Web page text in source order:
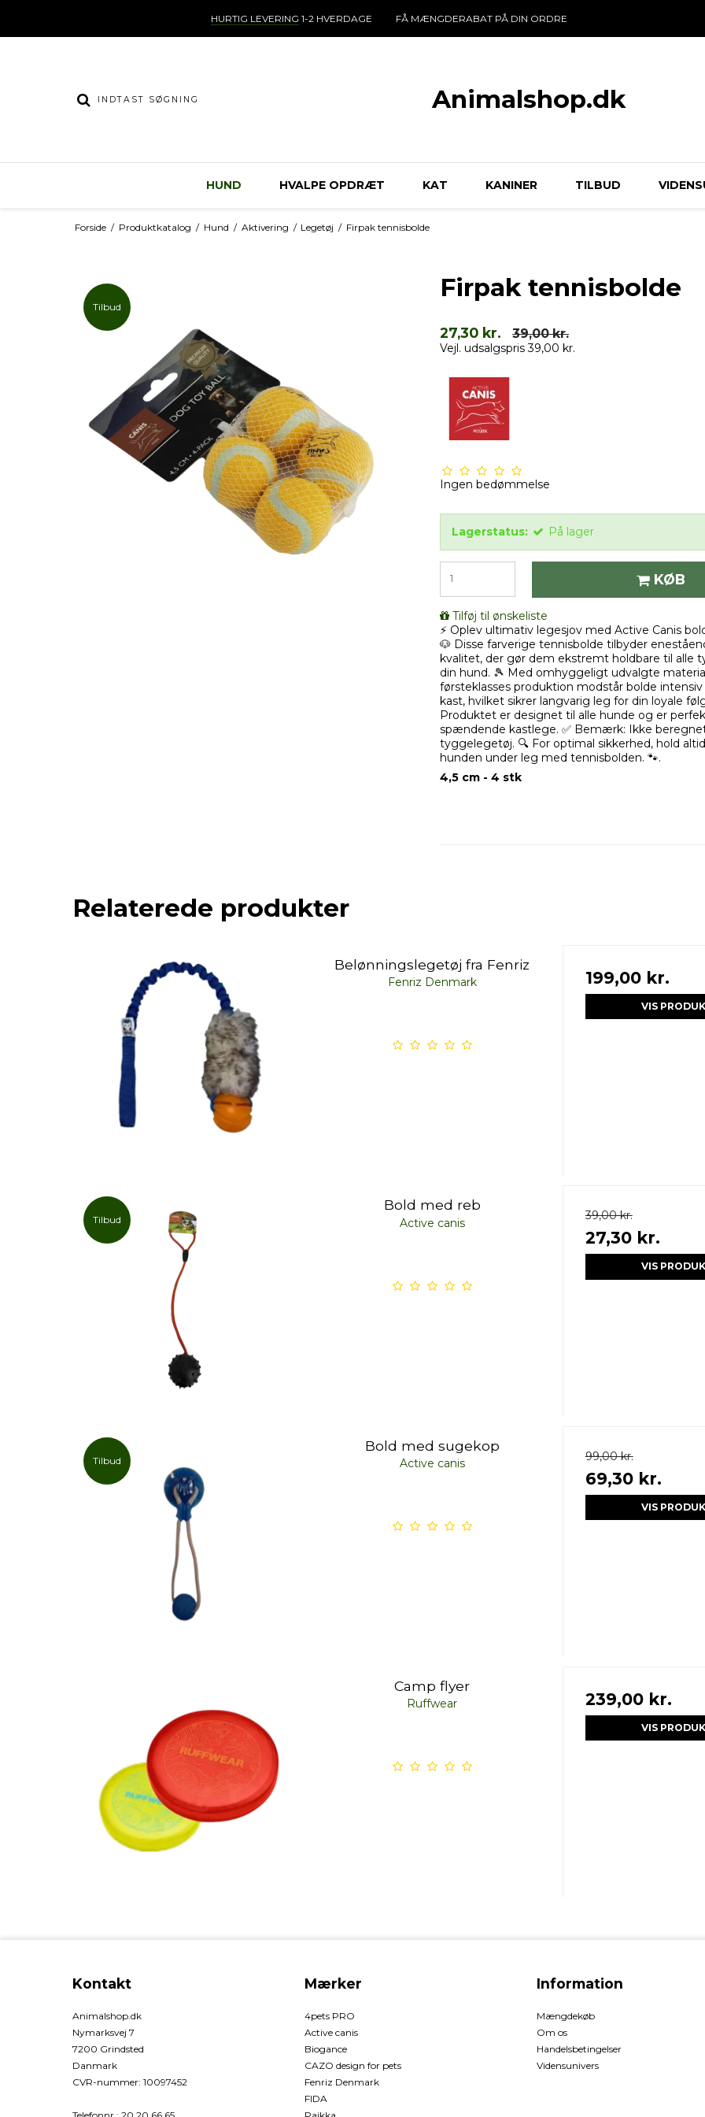
HURTIG LEVERING 1-2 HVERDAGE FÅ MÆNGDERABAT PÅ DIN ORDRE
Animalshop.dk
HUND HVALPE OPDRÆT KAT KANINER TILBUD
Forside / Produktkatalog / Hund / Aktivering / Legetøj / Firpak tennisbolde
Tilbud
Firpak tennisbolde
27,30 kr. 39,00 kr.
Vejl. udsalgspris 39,00 kr.
Ingen bedømmelse
Lagerstatus: På lager
KØB
Tilføj til ønskeliste
⚡️ Oplev ultimativ legesjov med Active Canis
🐶 Disse farverige tennisbolde tilbyder
kvalitet, der gør dem ekstremt holdbare til alle
din hund. 🎾 Med omhyggeligt udvalgte
førsteklasses produktion modstår bolde
kast, hvilket sikrer langvarig leg for din loyale
Produktet er designet til alle hunde og er
spændende kastlege. ✅ Bemærk: Ikke
tyggelegetøj. 🔍 For optimal sikkerhed, hold
hunden under leg med tennisbolden. 🐾.
4,5 cm - 4 stk
Relaterede produkter
Belønningslegetøj fra Fenriz
Fenriz Denmark 199,00 kr.
VIS
Tilbud
Bold med reb
Active canis
39,00 kr.
27,30 kr.
VIS
Tilbud
Bold med sugekop
Active canis
99,00 kr.
69,30 kr.
VIS
Camp flyer
Ruffwear 239,00 kr.
VIS
Kontakt
Animalshop.dk
Nymarksvej 7
7200 Grindsted
Danmark
CVR-nummer: 10097452
Mærker
4pets PRO
Active canis
Biogance
CAZO design for pets
Fenriz Denmark
FIDA
Information
Mængdekøb
Om os
Handelsbetingelser
Vidensunivers